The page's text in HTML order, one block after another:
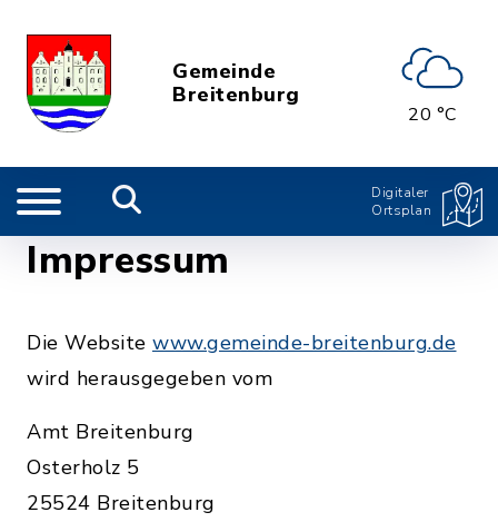
Gemeinde
Breitenburg
20 °C
Digitaler
Ortsplan
Impressum
Die Website www.gemeinde-breitenburg.de
wird herausgegeben vom
Amt Breitenburg
Osterholz 5
25524 Breitenburg